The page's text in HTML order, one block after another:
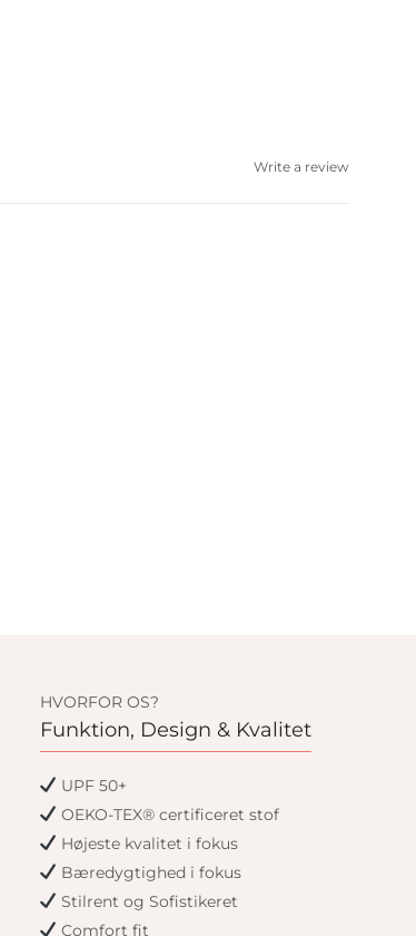
Write a review
HVORFOR OS?
Funktion, Design & Kvalitet
UPF 50+
OEKO-TEX® certificeret stof
Højeste kvalitet i fokus
Bæredygtighed i fokus
Stilrent og Sofistikeret
Comfort fit